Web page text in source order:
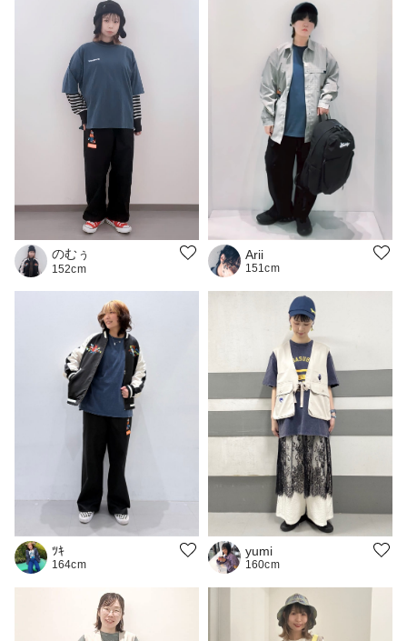
のむぅ
152cm
Arii
151cm
ﾂｷ
164cm
yumi
160cm